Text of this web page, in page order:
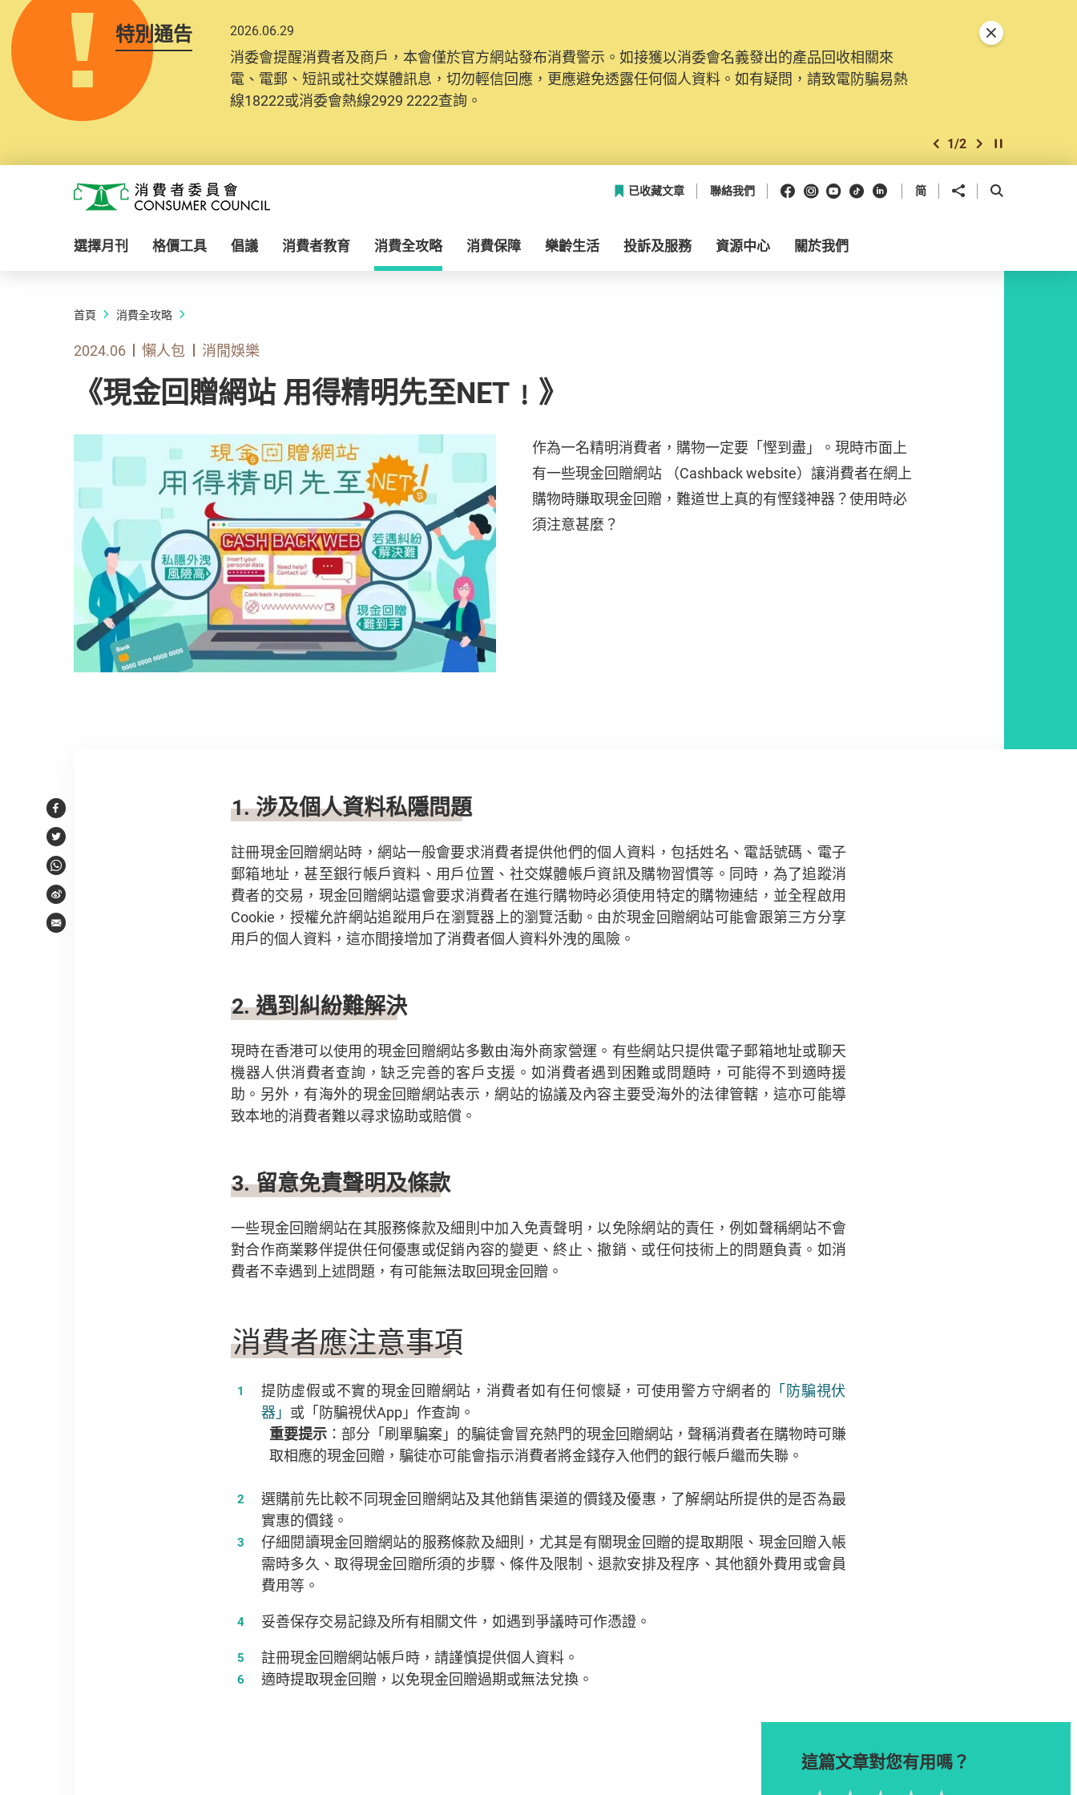
特別通告 2026.06.29
消委會提醒消費者及商戶，本會僅於官方網站發布消費警示。如接獲以消委會名義發出的產品回收相關來
電、電郵、短訊或社交媒體訊息，切勿輕信回應，更應避免透露任何個人資料。如有疑問，請致電防騙易熱
線18222或消委會熱線2929 2222查詢。
上一個
1/2 下一個開始/暫停幻燈
關閉特別通告
消費者委員會
已收藏文章 聯絡我們 Facebook
Instagram
Youtube
抖音領英 简 分享到 開啟搜尋框
選擇月刊 格價工具 倡議 消費者教育 消費全攻略 消費保障 樂齡生活 投訴及服務 資源中心 關於我們
首頁 消費全攻略
2024.06 懶人包 消閒娛樂
《現金回贈網站 用得精明先至NET﹗》
作為一名精明消費者，購物一定要「慳到盡」。現時市面上
有一些現金回贈網站 （Cashback website）讓消費者在網上
購物時賺取現金回贈，難道世上真的有慳錢神器？使用時必
須注意甚麼？
Facebook
Twitter
WhatsApp
Weibo
Email
1. 涉及個人資料私隱問題
註冊現金回贈網站時，網站一般會要求消費者提供他們的個人資料，包括姓名、電話號碼、電子
郵箱地址，甚至銀行帳戶資料、用戶位置、社交媒體帳戶資訊及購物習慣等。同時，為了追蹤消
費者的交易，現金回贈網站還會要求消費者在進行購物時必須使用特定的購物連結，並全程啟用
Cookie，授權允許網站追蹤用戶在瀏覽器上的瀏覽活動。由於現金回贈網站可能會跟第三方分享
用戶的個人資料，這亦間接增加了消費者個人資料外洩的風險。
2. 遇到糾紛難解決
現時在香港可以使用的現金回贈網站多數由海外商家營運。有些網站只提供電子郵箱地址或聊天
機器人供消費者查詢，缺乏完善的客戶支援。如消費者遇到困難或問題時，可能得不到適時援
助。另外，有海外的現金回贈網站表示，網站的協議及內容主要受海外的法律管轄，這亦可能導
致本地的消費者難以尋求協助或賠償。
3. 留意免責聲明及條款
一些現金回贈網站在其服務條款及細則中加入免責聲明，以免除網站的責任，例如聲稱網站不會
對合作商業夥伴提供任何優惠或促銷內容的變更、終止、撤銷、或任何技術上的問題負責。如消
費者不幸遇到上述問題，有可能無法取回現金回贈。
消費者應注意事項
提防虛假或不實的現金回贈網站，消費者如有任何懷疑，可使用警方守網者的 「防騙視伏
器」 或「防騙視伏App」作查詢。
重要提示：部分「刷單騙案」的騙徒會冒充熱門的現金回贈網站，聲稱消費者在購物時可賺
取相應的現金回贈，騙徒亦可能會指示消費者將金錢存入他們的銀行帳戶繼而失聯。
選購前先比較不同現金回贈網站及其他銷售渠道的價錢及優惠，了解網站所提供的是否為最
實惠的價錢。
仔細閱讀現金回贈網站的服務條款及細則，尤其是有關現金回贈的提取期限、現金回贈入帳
需時多久、取得現金回贈所須的步驟、條件及限制、退款安排及程序、其他額外費用或會員
費用等。
妥善保存交易記錄及所有相關文件，如遇到爭議時可作憑證。
註冊現金回贈網站帳戶時，請謹慎提供個人資料。
適時提取現金回贈，以免現金回贈過期或無法兌換。
這篇文章對您有用嗎？